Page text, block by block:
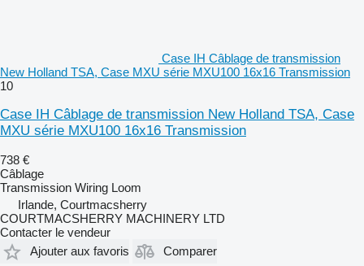
Case IH Câblage de transmission
New Holland TSA, Case MXU série MXU100 16x16 Transmission
10
Case IH Câblage de transmission New Holland TSA, Case
MXU série MXU100 16x16 Transmission
738 €
Câblage
Transmission Wiring Loom
Irlande, Courtmacsherry
COURTMACSHERRY MACHINERY LTD
Contacter le vendeur
Ajouter aux favoris
Comparer